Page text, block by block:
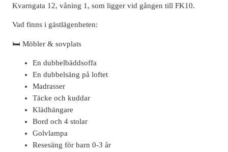
Kvarngata 12, våning 1, som ligger vid gången till FK10.
Vad finns i gästlägenheten:
🛏 Möbler & sovplats
En dubbelbäddsoffa
En dubbelsäng på loftet
Madrasser
Täcke och kuddar
Klädhängare
Bord och 4 stolar
Golvlampa
Resesäng för barn 0-3 år